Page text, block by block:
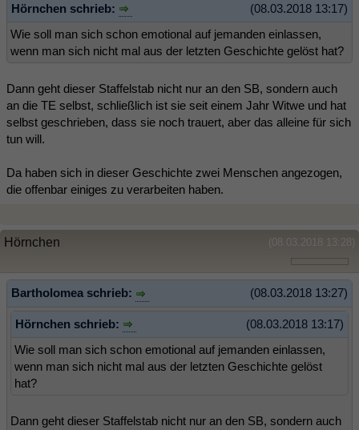
(08.03.2018 13:17)
Hörnchen schrieb:
Wie soll man sich schon emotional auf jemanden einlassen,
wenn man sich nicht mal aus der letzten Geschichte gelöst hat?
Dann geht dieser Staffelstab nicht nur an den SB, sondern auch
an die TE selbst, schließlich ist sie seit einem Jahr Witwe und hat
selbst geschrieben, dass sie noch trauert, aber das alleine für sich
tun will.
Da haben sich in dieser Geschichte zwei Menschen angezogen,
die offenbar einiges zu verarbeiten haben.
(08.03.2018 13:28)
Hörnchen
(08.03.2018 13:27)
Bartholomea schrieb:
(08.03.2018 13:17)
Hörnchen schrieb:
Wie soll man sich schon emotional auf jemanden einlassen,
wenn man sich nicht mal aus der letzten Geschichte gelöst
hat?
Dann geht dieser Staffelstab nicht nur an den SB, sondern auch